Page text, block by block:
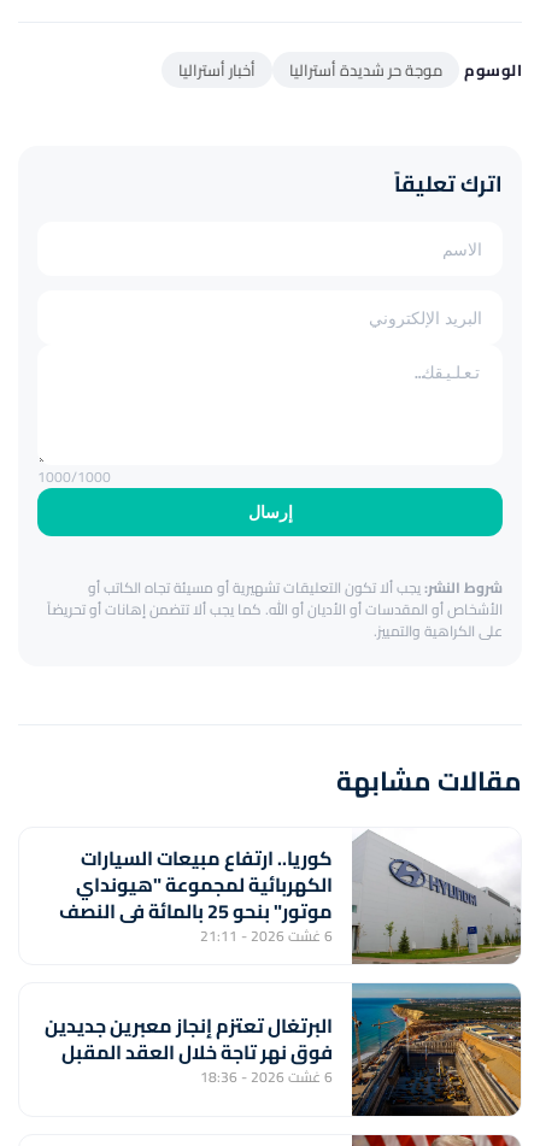
الوسوم موجة حر شديدة أستراليا أخبار أستراليا
اترك تعليقاً
إرسال
1000/1000
شروط النشر:يجب ألا تكون التعليقات تشهيرية أو مسيئة تجاه الكاتب أو
الأشخاص أو المقدسات أو الأديان أو الله. كما يجب ألا تتضمن إهانات أو تحريضاً
على الكراهية والتمييز.
مقالات مشابهة
كوريا.. ارتفاع مبيعات السيارات
الكهربائية لمجموعة "هيونداي
موتور" بنحو 25 بالمائة في النصف
الأول من السنة
6 غشت 2026 - 21:11
البرتغال تعتزم إنجاز معبرين جديدين
فوق نهر تاجة خلال العقد المقبل
6 غشت 2026 - 18:36